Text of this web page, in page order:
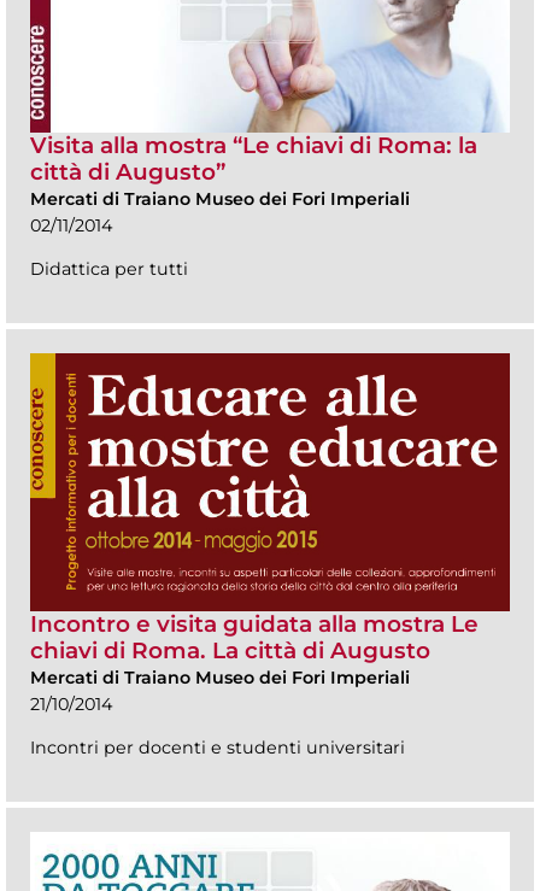
Visita alla mostra “Le chiavi di Roma: la
città di Augusto”
Mercati di Traiano Museo dei Fori Imperiali
02/11/2014
Didattica per tutti
Incontro e visita guidata alla mostra Le
chiavi di Roma. La città di Augusto
Mercati di Traiano Museo dei Fori Imperiali
21/10/2014
Incontri per docenti e studenti universitari